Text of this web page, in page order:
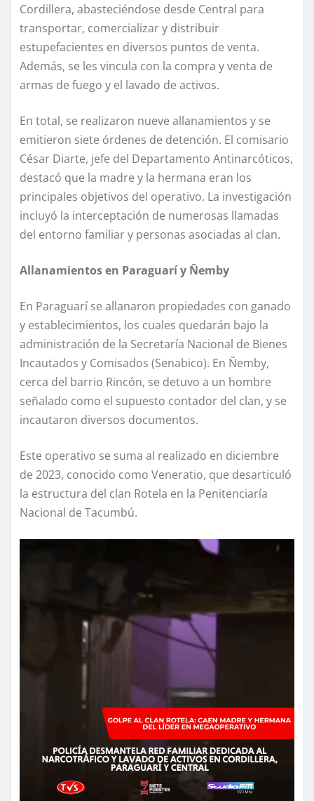
Cordillera, abasteciéndose desde Central para
transportar, comercializar y distribuir
estupefacientes en diversos puntos de venta.
Además, se les vincula con la compra y venta de
armas de fuego y el lavado de activos.
En total, se realizaron nueve allanamientos y se
emitieron siete órdenes de detención. El comisario
César Diarte, jefe del Departamento Antinarcóticos,
destacó que la madre y la hermana eran los
principales objetivos del operativo. La investigación
incluyó la interceptación de numerosas llamadas
del entorno familiar y personas asociadas al clan.
Allanamientos en Paraguarí y Ñemby
En Paraguarí se allanaron propiedades con ganado
y establecimientos, los cuales quedarán bajo la
administración de la Secretaría Nacional de Bienes
Incautados y Comisados (Senabico). En Ñemby,
cerca del barrio Rincón, se detuvo a un hombre
señalado como el supuesto contador del clan, y se
incautaron diversos documentos.
Este operativo se suma al realizado en diciembre
de 2023, conocido como Veneratio, que desarticuló
la estructura del clan Rotela en la Penitenciaría
Nacional de Tacumbú.